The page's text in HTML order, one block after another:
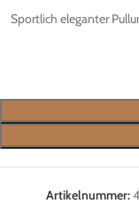
Sportlich eleganter
Artikelnummer: